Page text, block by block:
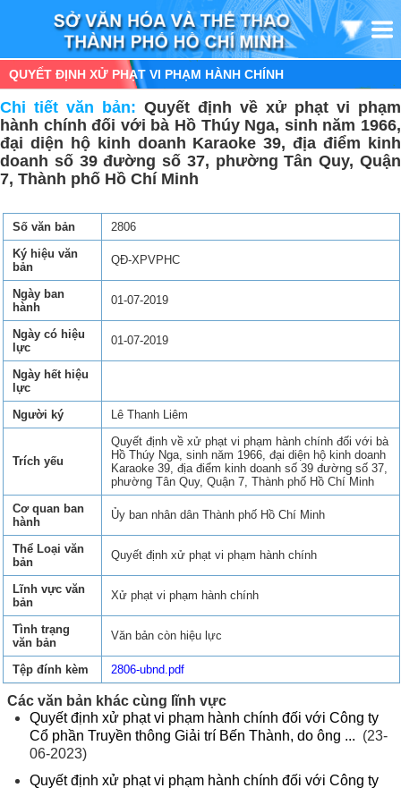
QUYẾT ĐỊNH XỬ PHẠT VI PHẠM HÀNH CHÍNH
Chi tiết văn bản: Quyết định về xử phạt vi phạm
hành chính đối với bà Hồ Thúy Nga, sinh năm 1966,
đại diện hộ kinh doanh Karaoke 39, địa điểm kinh
doanh số 39 đường số 37, phường Tân Quy, Quận
7, Thành phố Hồ Chí Minh
Số văn bản
2806
Ký hiệu văn
bản
QĐ-XPVPHC
Ngày ban
hành
01-07-2019
Ngày có hiệu
lực
01-07-2019
Ngày hết hiệu
lực
Người ký
Lê Thanh Liêm
Trích yếu
Quyết định về xử phạt vi phạm hành chính đối với bà
Hồ Thúy Nga, sinh năm 1966, đại diện hộ kinh doanh
Karaoke 39, địa điểm kinh doanh số 39 đường số 37,
phường Tân Quy, Quận 7, Thành phố Hồ Chí Minh
Cơ quan ban
hành
Ủy ban nhân dân Thành phố Hồ Chí Minh
Thể Loại văn
bản
Quyết định xử phạt vi phạm hành chính
Lĩnh vực văn
bản
Xử phạt vi phạm hành chính
Tình trạng
văn bản
Văn bản còn hiệu lực
Tệp đính kèm 2806-ubnd.pdf
Các văn bản khác cùng lĩnh vực
Quyết định xử phạt vi phạm hành chính đối với Công ty
Cổ phần Truyền thông Giải trí Bến Thành, do ông ... (23-
06-2023)
Quyết định xử phạt vi phạm hành chính đối với Công ty